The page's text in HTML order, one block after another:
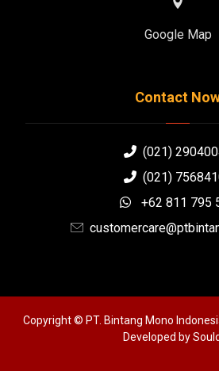
Google Map
Contact
(021)
(021)
+62 811 795
Copyright © PT. Bintang Mono
Developed by